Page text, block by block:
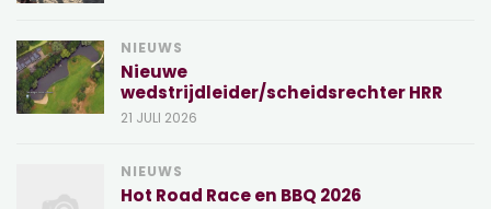
NIEUWS
Nieuwe
wedstrijdleider/scheidsrechter HRR
21 JULI 2026
NIEUWS
Hot Road Race en BBQ 2026